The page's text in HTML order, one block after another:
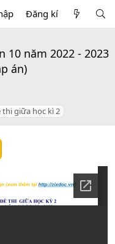
Đăng kí
10 năm 2022 - 2023
án)
thi giữa học kì 2